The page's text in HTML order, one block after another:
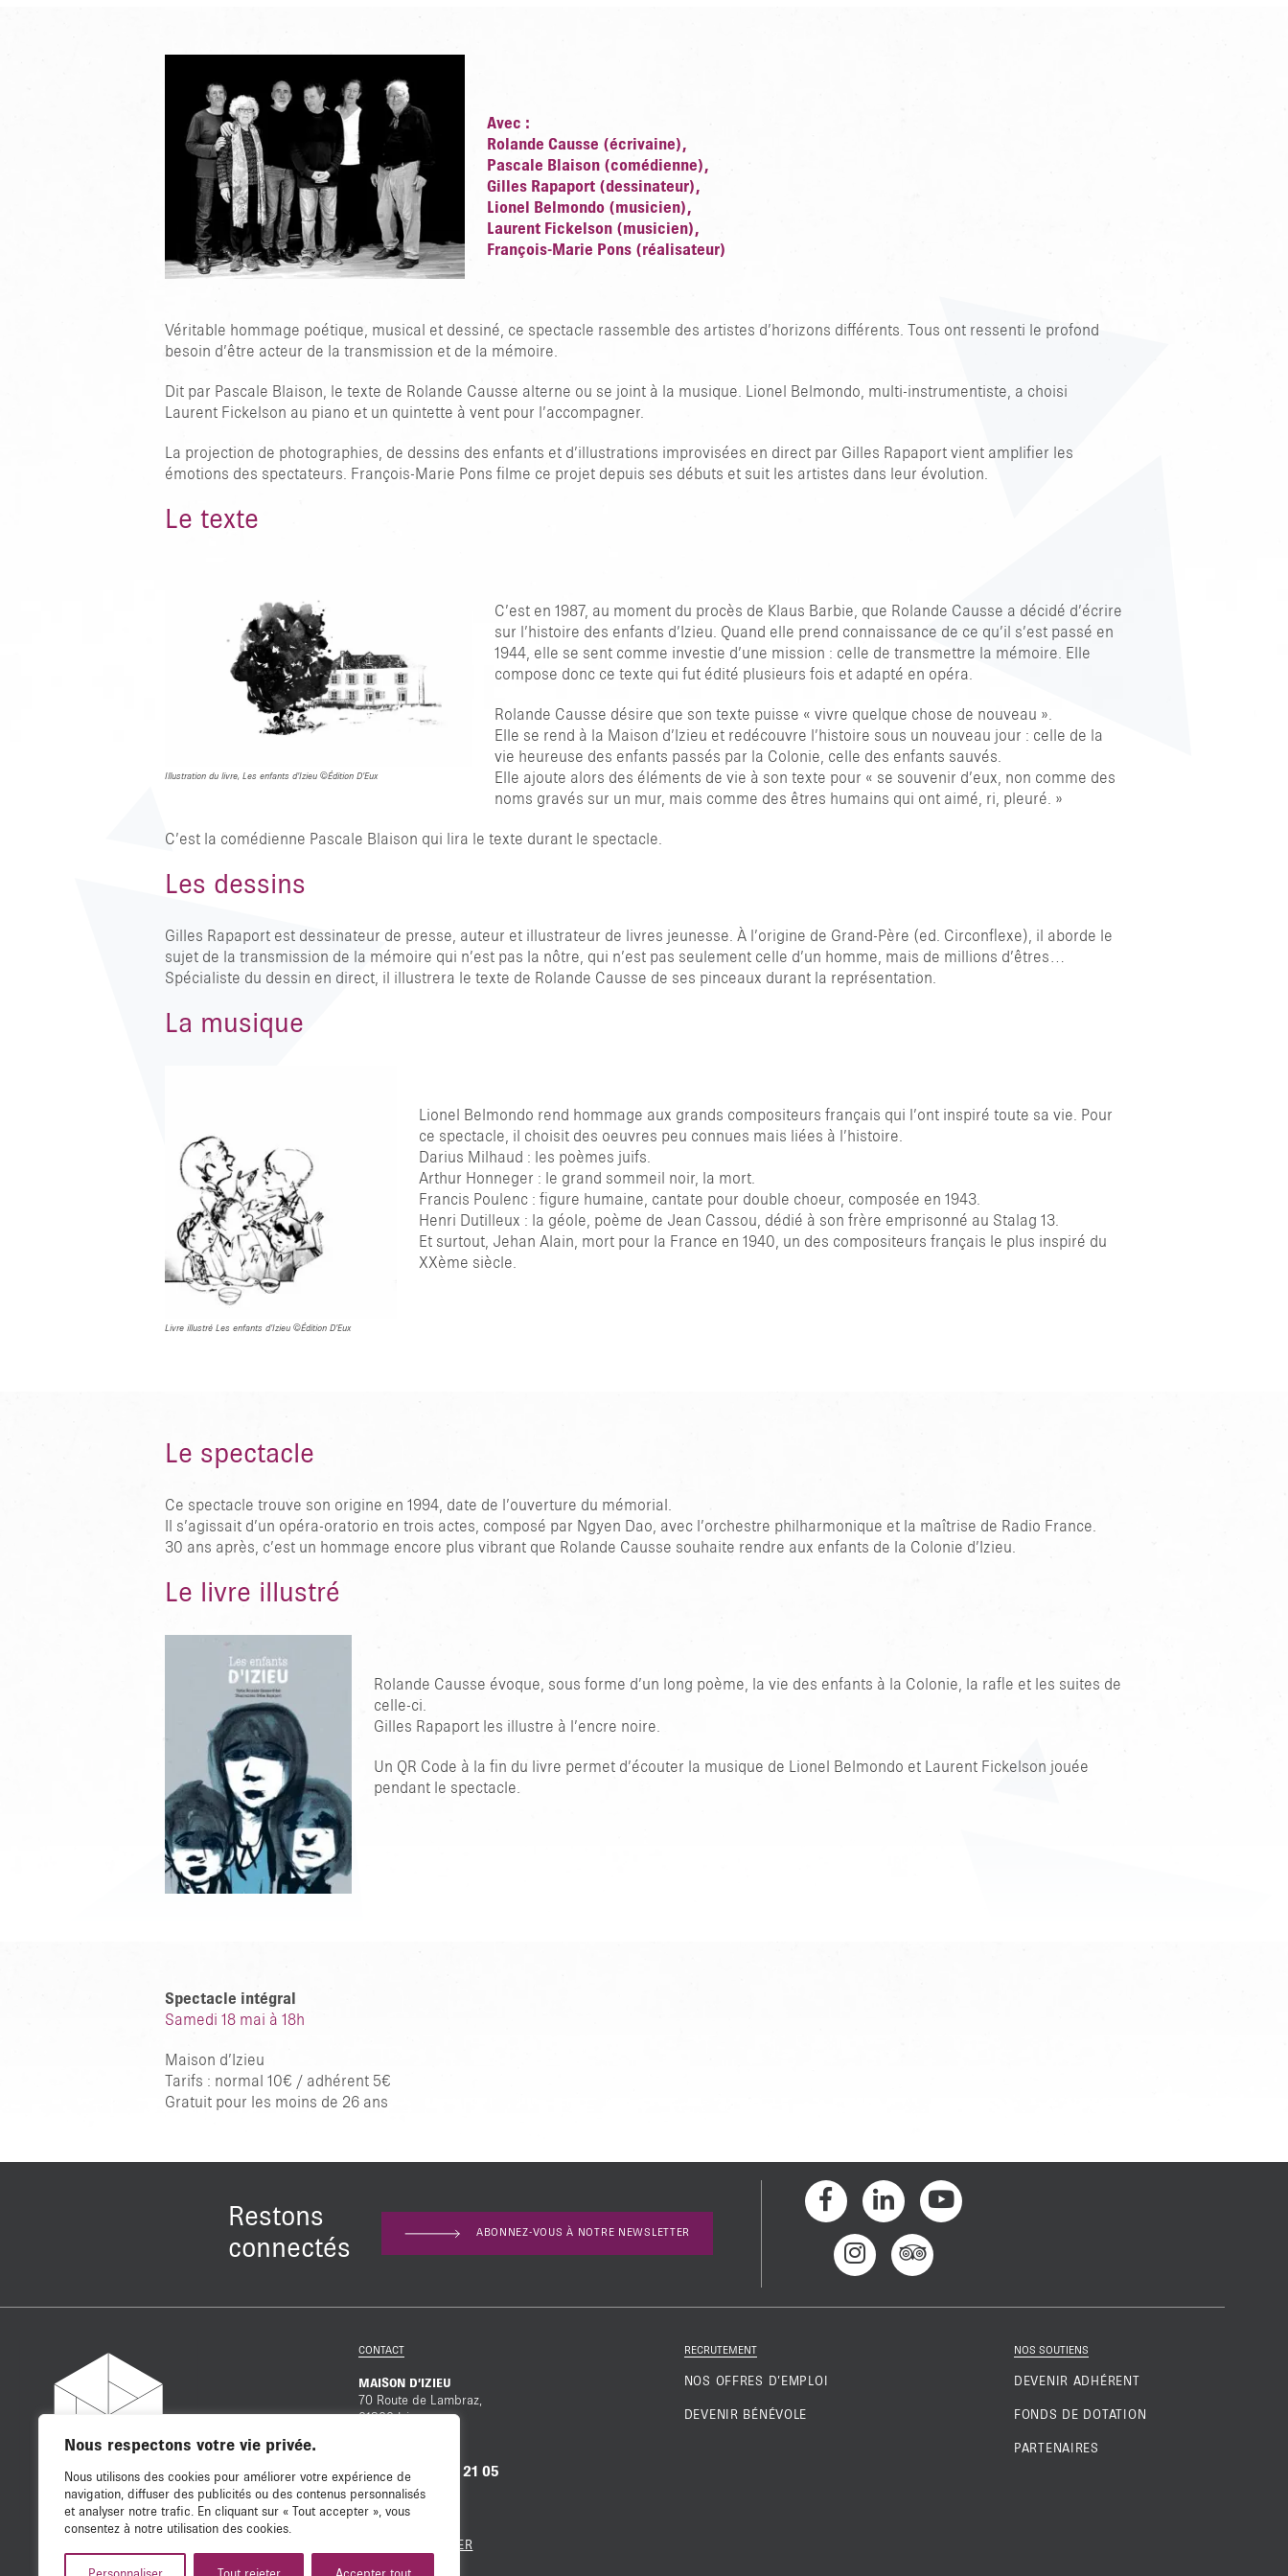
Nous respectons votre vie privée.
Nous utilisons des cookies pour améliorer votre expérience de
navigation, diffuser des publicités ou des contenus personnalisés
et analyser notre trafic. En cliquant sur « Tout accepter », vous
consentez à notre utilisation des cookies.
TAPER ENTRER POUR RECHERCHER OU ESC POUR FERMER
Avec :
Rolande Causse (écrivaine),
Pascale Blaison (comédienne),
Gilles Rapaport (dessinateur),
Lionel Belmondo (musicien),
Laurent Fickelson (musicien),
François-Marie Pons (réalisateur)
Véritable hommage poétique, musical et dessiné, ce spectacle rassemble des artistes d’horizons différents. Tous ont ressenti le profond
besoin d’être acteur de la transmission et de la mémoire.
Dit par Pascale Blaison, le texte de Rolande Causse alterne ou se joint à la musique. Lionel Belmondo, multi-instrumentiste, a choisi
Laurent Fickelson au piano et un quintette à vent pour l’accompagner.
La projection de photographies, de dessins des enfants et d’illustrations improvisées en direct par Gilles Rapaport vient amplifier les
émotions des spectateurs. François-Marie Pons filme ce projet depuis ses débuts et suit les artistes dans leur évolution.
Le texte
Illustration du livre, Les enfants d’Izieu ©Édition D’Eux
C’est en 1987, au moment du procès de Klaus Barbie, que Rolande Causse a décidé d’écrire
sur l’histoire des enfants d’Izieu. Quand elle prend connaissance de ce qu’il s’est passé en
1944, elle se sent comme investie d’une mission : celle de transmettre la mémoire. Elle
compose donc ce texte qui fut édité plusieurs fois et adapté en opéra.
Rolande Causse désire que son texte puisse « vivre quelque chose de nouveau ».
Elle se rend à la Maison d’Izieu et redécouvre l’histoire sous un nouveau jour : celle de la
vie heureuse des enfants passés par la Colonie, celle des enfants sauvés.
Elle ajoute alors des éléments de vie à son texte pour « se souvenir d’eux, non comme des
noms gravés sur un mur, mais comme des êtres humains qui ont aimé, ri, pleuré. »
C’est la comédienne Pascale Blaison qui lira le texte durant le spectacle.
Les dessins
Gilles Rapaport est dessinateur de presse, auteur et illustrateur de livres jeunesse. À l’origine de Grand-Père (ed. Circonflexe), il aborde le
sujet de la transmission de la mémoire qui n’est pas la nôtre, qui n’est pas seulement celle d’un homme, mais de millions d’êtres…
Spécialiste du dessin en direct, il illustrera le texte de Rolande Causse de ses pinceaux durant la représentation.
La musique
Livre illustré Les enfants d’Izieu ©Édition D’Eux
Lionel Belmondo rend hommage aux grands compositeurs français qui l’ont inspiré toute sa vie. Pour
ce spectacle, il choisit des oeuvres peu connues mais liées à l’histoire.
Darius Milhaud : les poèmes juifs.
Arthur Honneger : le grand sommeil noir, la mort.
Francis Poulenc : figure humaine, cantate pour double choeur, composée en 1943.
Henri Dutilleux : la géole, poème de Jean Cassou, dédié à son frère emprisonné au Stalag 13.
Et surtout, Jehan Alain, mort pour la France en 1940, un des compositeurs français le plus inspiré du
XXème siècle.
Le spectacle
Ce spectacle trouve son origine en 1994, date de l’ouverture du mémorial.
Il s’agissait d’un opéra-oratorio en trois actes, composé par Ngyen Dao, avec l’orchestre philharmonique et la maîtrise de Radio France.
30 ans après, c’est un hommage encore plus vibrant que Rolande Causse souhaite rendre aux enfants de la Colonie d’Izieu.
Le livre illustré
Rolande Causse évoque, sous forme d’un long poème, la vie des enfants à la Colonie, la rafle et les suites de
celle-ci.
Gilles Rapaport les illustre à l’encre noire.
Un QR Code à la fin du livre permet d’écouter la musique de Lionel Belmondo et Laurent Fickelson jouée
pendant le spectacle.
Spectacle intégral
Samedi 18 mai à 18h
Maison d’Izieu
Tarifs : normal 10€ / adhérent 5€
Gratuit pour les moins de 26 ans
Restons
connectés
ABONNEZ-VOUS À NOTRE NEWSLETTER
CONTACT
MAISON D’IZIEU
70 Route de Lambraz,
01300 Izieu
+33 (0)4 79 87 21 05
ESPACE PRESSE
NOUS CONTACTER
RECRUTEMENT
NOS OFFRES D’EMPLOI
DEVENIR BÉNÉVOLE
NOS SOUTIENS
DEVENIR ADHÉRENT
FONDS DE DOTATION
PARTENAIRES